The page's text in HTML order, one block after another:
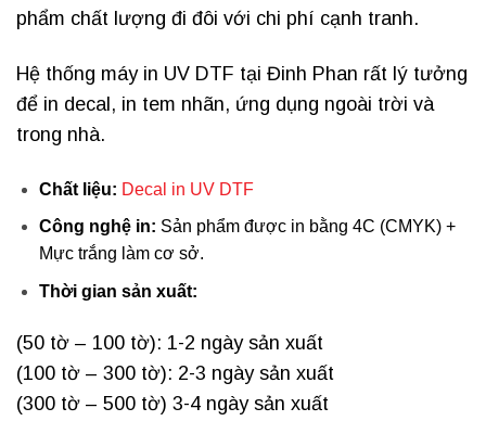
phẩm chất lượng đi đôi với chi phí cạnh tranh.
Hệ thống máy in UV DTF tại Đinh Phan rất lý tưởng
để in decal, in tem nhãn, ứng dụng ngoài trời và
trong nhà.
Chất liệu: Decal in UV DTF
Công nghệ in: Sản phẩm được in bằng 4C (CMYK) +
Mực trắng làm cơ sở.
Thời gian sản xuất:
(50 tờ – 100 tờ): 1-2 ngày sản xuất
(100 tờ – 300 tờ): 2-3 ngày sản xuất
(300 tờ – 500 tờ) 3-4 ngày sản xuất